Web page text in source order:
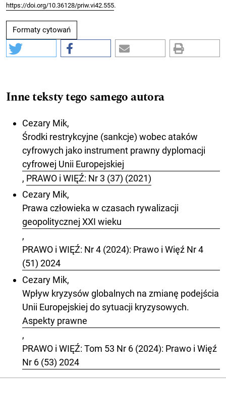
https://doi.org/10.36128/priw.vi42.555.
Formaty cytowań
Inne teksty tego samego autora
Cezary Mik,
Środki restrykcyjne (sankcje) wobec ataków
cyfrowych jako instrument prawny dyplomacji
cyfrowej Unii Europejskiej
, PRAWO i WIĘŹ: Nr 3 (37) (2021)
Cezary Mik,
Prawa człowieka w czasach rywalizacji
geopolitycznej XXI wieku
,
PRAWO i WIĘŹ: Nr 4 (2024): Prawo i Więź Nr 4
(51) 2024
Cezary Mik,
Wpływ kryzysów globalnych na zmianę podejścia
Unii Europejskiej do sytuacji kryzysowych.
Aspekty prawne
,
PRAWO i WIĘŹ: Tom 53 Nr 6 (2024): Prawo i Więź
Nr 6 (53) 2024